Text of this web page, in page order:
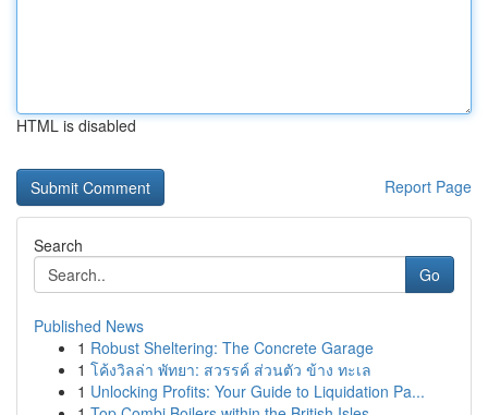
HTML is disabled
Report Page
Search
Go
Published News
1 Robust Sheltering: The Concrete Garage
1 โค้งวิลล่า พัทยา: สวรรค์ ส่วนตัว ข้าง ทะเล
1 Unlocking Profits: Your Guide to Liquidation Pa...